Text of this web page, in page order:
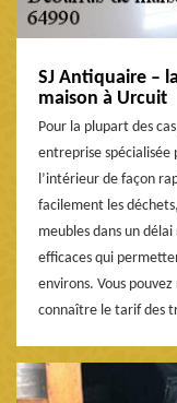
SJ Antiquaire –
maison à Urcuit
Pour la plupart des
entreprise spécialisée
l’intérieur de façon
facilement les
meubles dans un
efficaces qui
environs. Vous
connaître le tarif des